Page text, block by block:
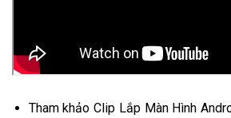
Tham khảo Clip Lắp Màn Hình